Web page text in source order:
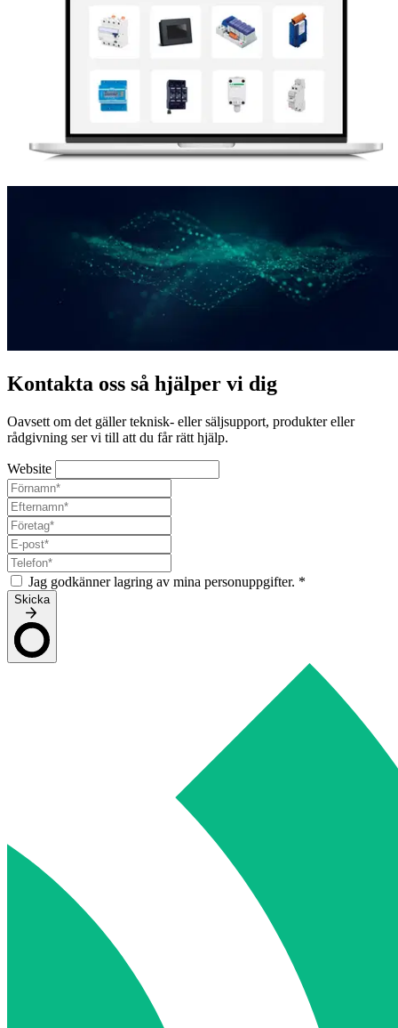
Kontakta oss så hjälper vi dig
Oavsett om det gäller teknisk- eller säljsupport, produkter eller
rådgivning ser vi till att du får rätt hjälp.
Website
Jag godkänner lagring av mina personuppgifter. *
Skicka